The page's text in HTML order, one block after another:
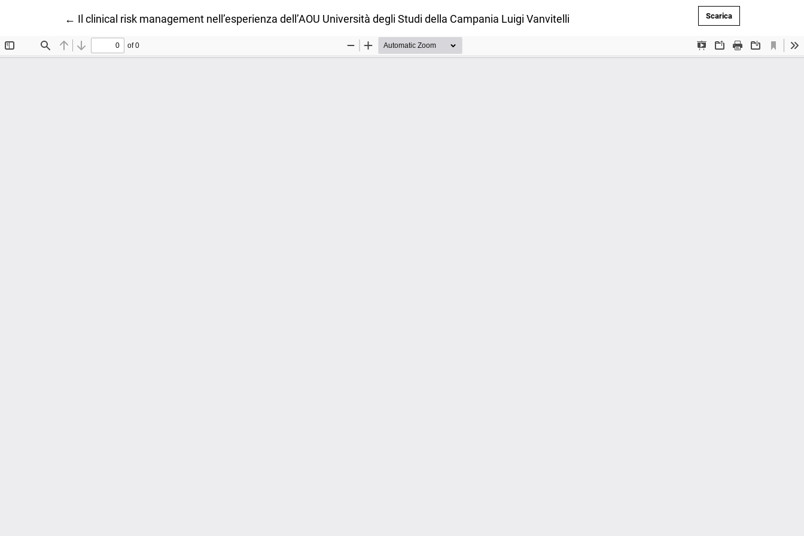
← Ritorna ai dettagli dell'articolo
Il clinical risk management nell’esperienza dell’AOU Università degli Studi della Campania Luigi Vanvitelli ScaricaScarica PDF